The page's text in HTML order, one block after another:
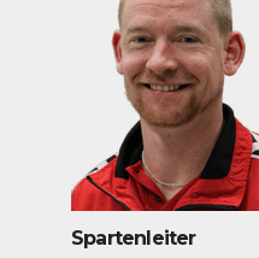
Spartenleiter